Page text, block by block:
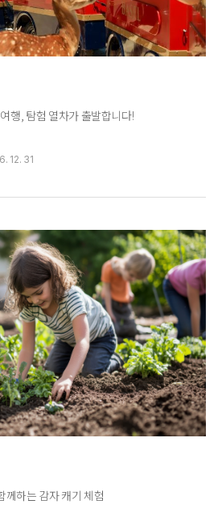
행, 탐험 열차가 출발합니다!
12. 31
께하는 감자 캐기 체험